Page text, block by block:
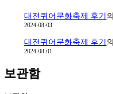
대전퀴어문화축제 후기 의
2024-08-03
대전퀴어문화축제 후기 의
2024-08-01
보관함